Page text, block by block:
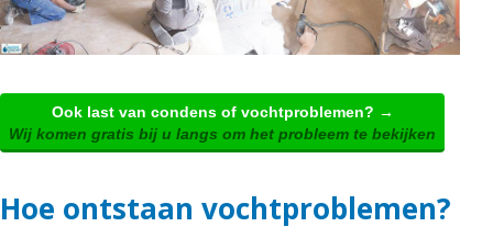
Ook last van condens of vochtproblemen? →
Wij komen gratis bij u langs om het probleem te bekijken
Hoe ontstaan vochtproblemen?